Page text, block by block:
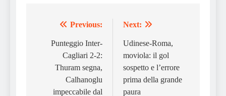
navigation
Previous:
Punteggio Inter-
Cagliari 2-2:
Thuram segna,
Calhanoglu
impeccabile dal
Next:
Udinese-Roma,
moviola: il gol
sospetto e l’errore
prima della grande
paura